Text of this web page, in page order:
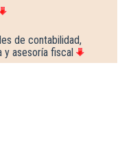
de contabilidad,
y asesoría fiscal